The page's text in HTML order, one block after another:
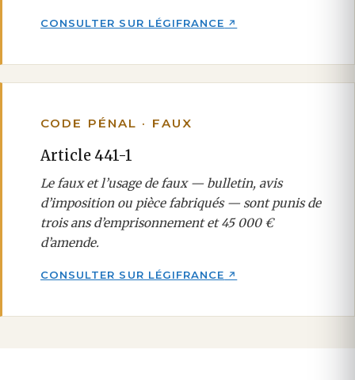
CONSULTER SUR LÉGIFRANCE
CODE PÉNAL · FAUX
Article 441-1
Le faux et l’usage de faux — bulletin, avis
d’imposition ou pièce fabriqués — sont punis de
trois ans d’emprisonnement et 45 000 €
d’amende.
CONSULTER SUR LÉGIFRANCE